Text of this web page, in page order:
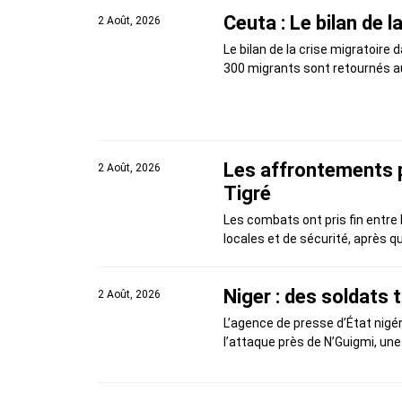
2 Août, 2026 Ceuta : Le bilan de
Le bilan de la crise migratoire
300 migrants sont retournés
2 Août, 2026
Les affrontements
Tigré
Les combats ont pris fin entre
locales et de sécurité, après
2 Août, 2026 Niger : des soldats
L’agence de presse d’État
l’attaque près de N’Guigmi,